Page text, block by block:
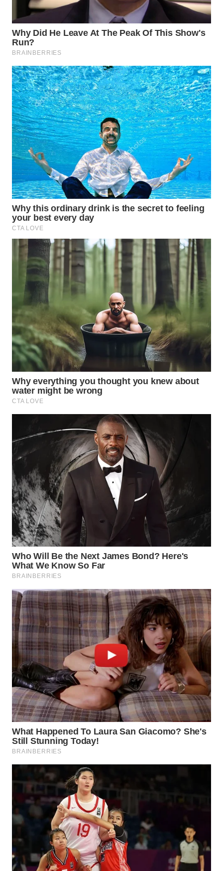
WN DELI
SERDANG
TEBING
TINGGI
WN
PAKPAK
WN
KARAWANG
WN
BEKASI
WN
BOGOR
WN
DEPOK
WN
TAPANULI
UTARA
WN
SAMOSIR
WN
PADANG
LAWAS
SUMEDANG
CIANJUR
WN
KEPULAUAN
SERIBU
WN
TANGERANG
BINJAI
WN
CIREBON
WN
INDRAMAYU
WN
KUNINGAN
WN
MAJALENGKA
WN
WN
SUKABUMI
PURWAKARTA